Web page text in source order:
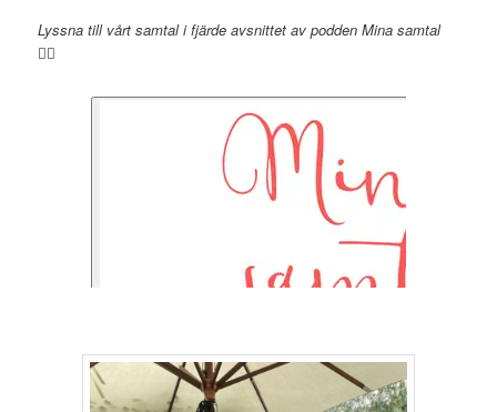
Lyssna till vårt samtal i fjärde avsnittet av podden Mina samtal
👇🏻